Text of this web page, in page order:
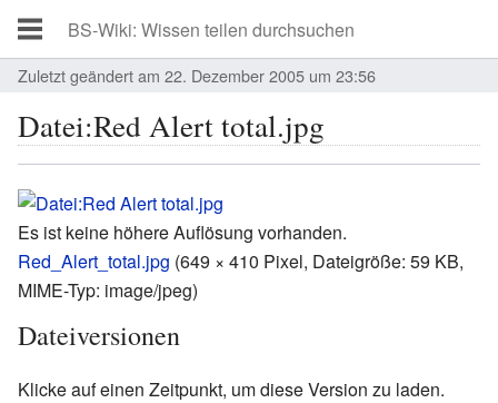
Zuletzt geändert am 22. Dezember 2005 um 23:56
Datei:Red Alert total.jpg
Es ist keine höhere Auflösung vorhanden.
Red_Alert_total.jpg (649 × 410 Pixel, Dateigröße: 59 KB,
MIME-Typ: image/jpeg)
Dateiversionen
Klicke auf einen Zeitpunkt, um diese Version zu laden.